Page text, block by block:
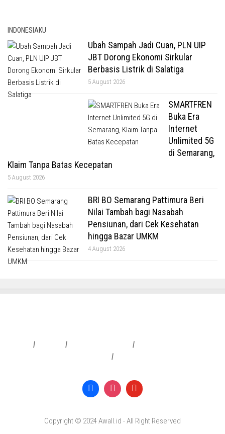
INDONESIAKU
Ubah Sampah Jadi Cuan, PLN UIP
JBT Dorong Ekonomi Sirkular
Berbasis Listrik di Salatiga
5 August 2026
SMARTFREN
Buka Era
Internet
Unlimited 5G
di Semarang,
Klaim Tanpa Batas Kecepatan
5 August 2026
BRI BO Semarang Pattimura Beri
Nilai Tambah bagi Nasabah
Pensiunan, dari Cek Kesehatan
hingga Bazar UMKM
4 August 2026
| | |
|
Copyright © 2024 Awall.id - All Right Reserved